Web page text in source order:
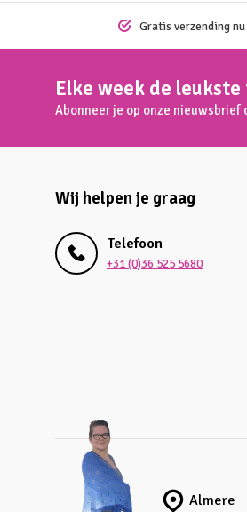
Gratis verzending
Elke week de
Abonneer je op onze nieuwsbrief
Wij helpen je graag
Telefoon
+31 (0)36 525 5680
Almere